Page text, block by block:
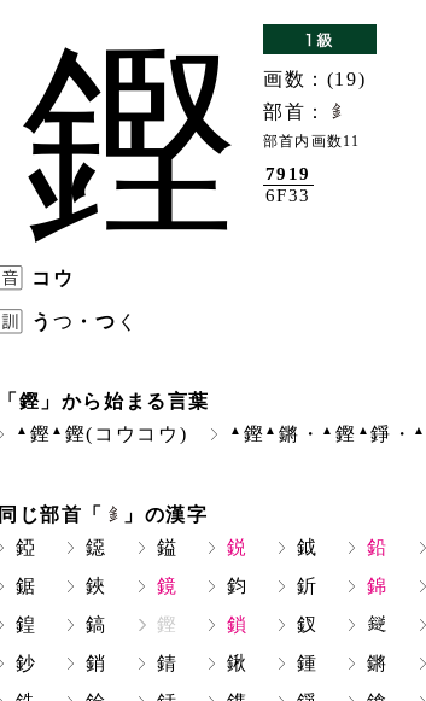
鏗
画数：(19)
部首：
部首内画数11
7919
6F33
コウ
う つ ・つ く
「鏗」から始まる言葉
▲ 鏗 ▲ 鏗(コウコウ) ▲ 鏗 ▲鏘・ ▲ 鏗 ▲錚・ ▲
同じ部首「
」の漢字
錏
鐚 鎰 鋭 鉞 鉛
鋸
鋏 鏡 鈞 釿 錦
鍠
鎬 鏗 鎖 釵
鈔
銷 錆 鍬 鍾 鏘